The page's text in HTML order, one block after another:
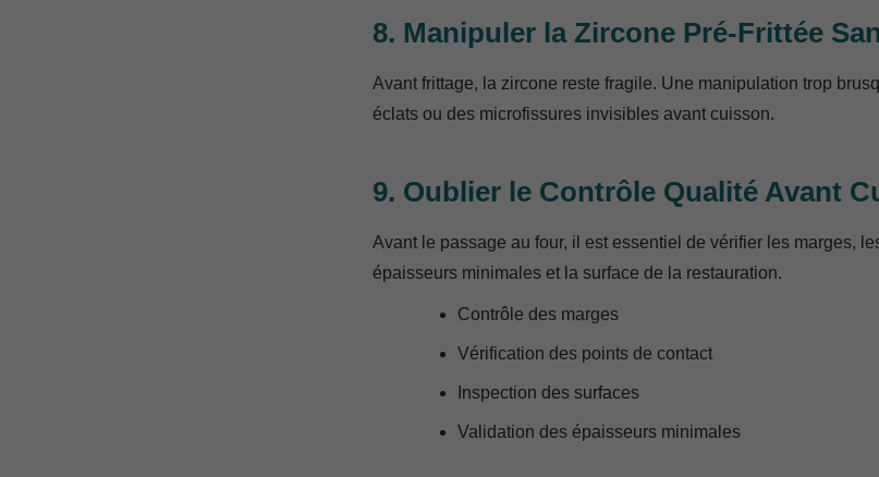
8. Manipuler la Zircone Pré-Frittée
Avant frittage, la zircone reste fragile. Une manipulation trop
éclats ou des microfissures invisibles avant cuisson.
9. Oublier le Contrôle Qualité Avant
Avant le passage au four, il est essentiel de vérifier les marges,
épaisseurs minimales et la surface de la restauration.
Contrôle des marges
Vérification des points de contact
Inspection des surfaces
Validation des épaisseurs minimales